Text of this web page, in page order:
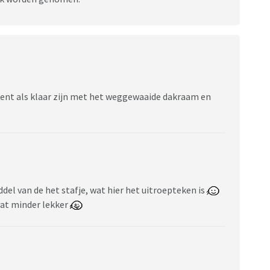
als klaar zijn met het weggewaaide dakraam en
van de het stafje, wat hier het uitroepteken is
minder lekker